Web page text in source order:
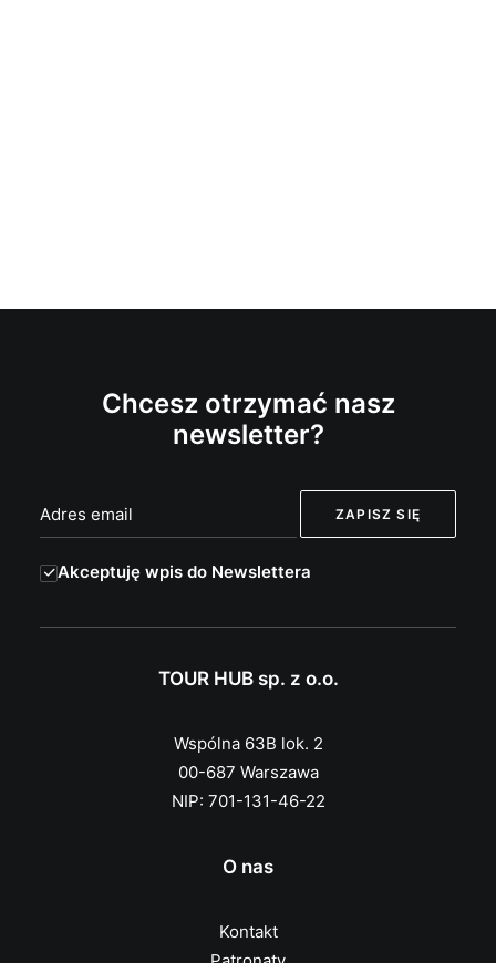
Chcesz otrzymać nasz
newsletter?
Akceptuję wpis do Newslettera
TOUR HUB sp. z o.o.
Wspólna 63B lok. 2
00-687 Warszawa
NIP: 701-131-46-22
O nas
Kontakt